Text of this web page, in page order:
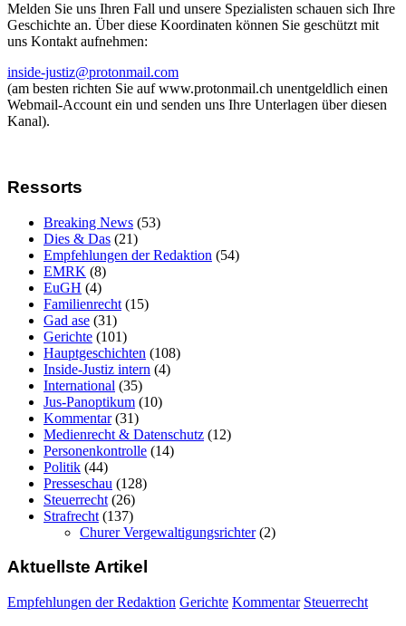
Melden Sie uns Ihren Fall und unsere Spezialisten schauen sich Ihre
Geschichte an. Über diese Koordinaten können Sie geschützt mit
uns Kontakt aufnehmen:
inside-justiz@protonmail.com
(am besten richten Sie auf www.protonmail.ch unentgeldlich einen
Webmail-Account ein und senden uns Ihre Unterlagen über diesen
Kanal).
Ressorts
Breaking News (53)
Dies & Das (21)
Empfehlungen der Redaktion (54)
EMRK (8)
EuGH (4)
Familienrecht (15)
Gad ase (31)
Gerichte (101)
Hauptgeschichten (108)
Inside-Justiz intern (4)
International (35)
Jus-Panoptikum (10)
Kommentar(31)
Medienrecht & Datenschutz (12)
Personenkontrolle (14)
Politik (44)
Presseschau (128)
Steuerrecht (26)
Strafrecht (137)
Churer Vergewaltigungsrichter(2)
Aktuellste Artikel
Empfehlungen der Redaktion Gerichte Kommentar Steuerrecht